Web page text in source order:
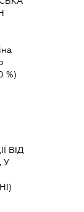
%)
ВІД
У